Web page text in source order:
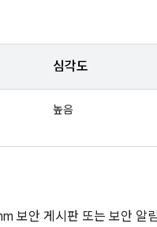
심각도
높음
보안 게시판 또는 보안 알